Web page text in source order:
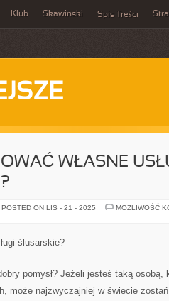
Klub Skawinski Spis Treści
WŁASNE
POSTED ON LIS - 21 - 2025
MOŻLIWOŚĆ
ślusarskie?
pomysł? Jeżeli jesteś taką osobą,
może najzwyczajniej w świecie